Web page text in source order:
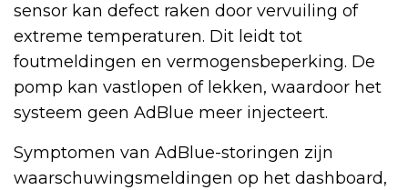
sensor kan defect raken door vervuiling of
extreme temperaturen. Dit leidt tot
foutmeldingen en vermogensbeperking. De
pomp kan vastlopen of lekken, waardoor het
systeem geen AdBlue meer injecteert.
Symptomen van AdBlue-storingen zijn
waarschuwingsmeldingen op het dashboard,